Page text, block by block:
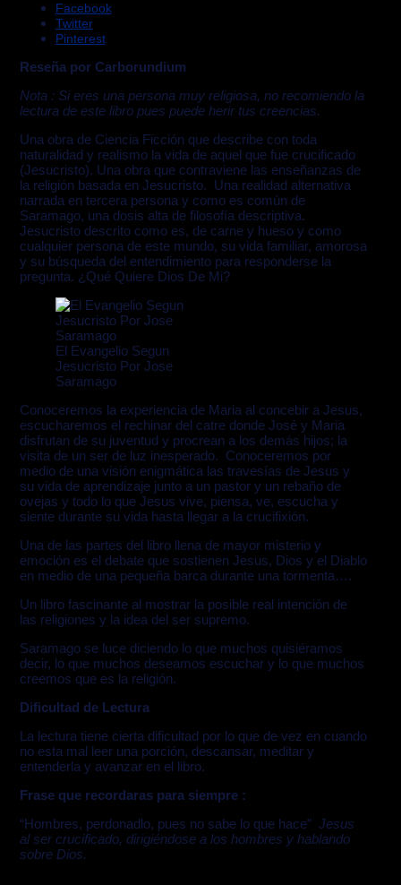
Facebook
Twitter
Pinterest
Reseña por Carborundium
Nota : Si eres una persona muy religiosa, no recomiendo la
lectura de este libro pues puede herir tus creencias.
Una obra de Ciencia Ficción que describe con toda
naturalidad y realismo la vida de aquel que fue crucificado
(Jesucristo). Una obra que contraviene las enseñanzas de
la religión basada en Jesucristo. Una realidad alternativa
narrada en tercera persona y como es común de
Saramago, una dosis alta de filosofía descriptiva.
Jesucristo descrito como es, de carne y hueso y como
cualquier persona de este mundo, su vida familiar, amorosa
y su búsqueda del entendimiento para responderse la
pregunta. ¿Qué Quiere Dios De Mi?
El Evangelio Segun
Jesucristo Por Jose
Saramago
Conoceremos la experiencia de Maria al concebir a Jesus,
escucharemos el rechinar del catre donde José y Maria
disfrutan de su juventud y procrean a los demás hijos; la
visita de un ser de luz inesperado. Conoceremos por
medio de una visión enigmática las travesías de Jesus y
su vida de aprendizaje junto a un pastor y un rebaño de
ovejas y todo lo que Jesus vive, piensa, ve, escucha y
siente durante su vida hasta llegar a la crucifixión.
Una de las partes del libro llena de mayor misterio y
emoción es el debate que sostienen Jesus, Dios y el Diablo
en medio de una pequeña barca durante una tormenta….
Un libro fascinante al mostrar la posible real intención de
las religiones y la idea del ser supremo.
Saramago se luce diciendo lo que muchos quisiéramos
decir, lo que muchos deseamos escuchar y lo que muchos
creemos que es la religión.
Dificultad de Lectura
La lectura tiene cierta dificultad por lo que de vez en cuando
no esta mal leer una porción, descansar, meditar y
entenderla y avanzar en el libro.
Frase que recordaras para siempre :
“Hombres, perdonadlo, pues no sabe lo que hace” Jesus
al ser crucificado, dirigiéndose a los hombres y hablando
sobre Dios.